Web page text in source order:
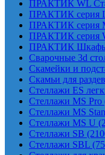
ПРАКТИК WL
ПРАКТИК серия
ПРАКТИК серия
ПРАКТИК серия
ПРАКТИК Шкафы
Сварочные 3d
Скамейки и
Скамьи для
Стеллажи ES
Стеллажи MS Pro
Стеллажи MS
Стеллажи MS U
Стеллажи SB
Стеллажи SBL